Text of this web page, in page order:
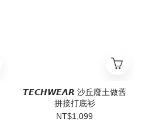
𝙏𝙀𝘾𝙃𝙒𝙀𝘼𝙍 沙丘廢土做舊
拼接打底衫
NT$1,099